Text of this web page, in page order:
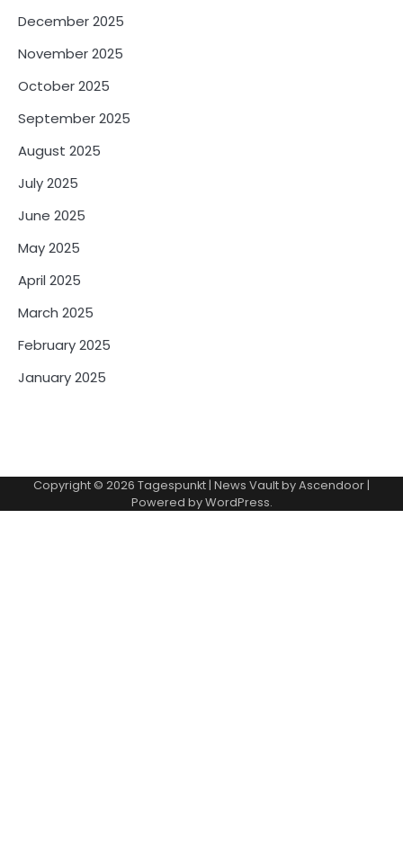
December 2025
November 2025
October 2025
September 2025
August 2025
July 2025
June 2025
May 2025
April 2025
March 2025
February 2025
January 2025
Copyright © 2026 Tagespunkt | News Vault byAscendoor |
Powered byWordPress.